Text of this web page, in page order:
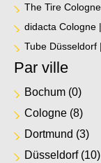
The Tire
didacta Cologne
Tube Düsseldorf
Par ville
Bochum (0)
Cologne (8)
Dortmund (3)
Düsseldorf(10)